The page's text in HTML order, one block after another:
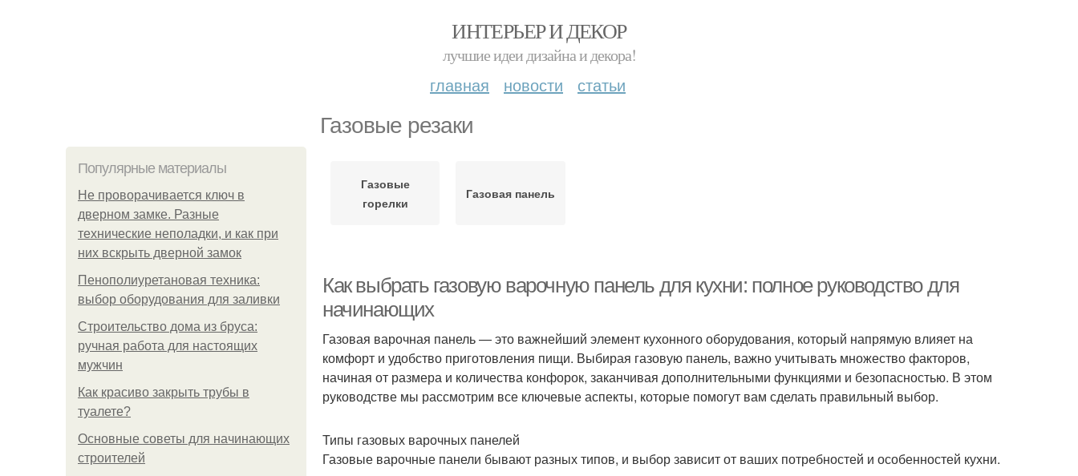
ИНТЕРЬЕР И ДЕКОР
лучшие идеи дизайна и декора!
главная новости статьи
Газовые резаки
Популярные материалы
Не проворачивается ключ в
дверном замке. Разные
технические неполадки, и как при
них вскрыть дверной замок
Пенополиуретановая техника:
выбор оборудования для заливки
Строительство дома из бруса:
ручная работа для настоящих
мужчин
Как красиво закрыть трубы в
туалете?
Основные советы для начинающих
строителей
Газовые
горелки
Газовая панель
Как выбрать газовую варочную панель для кухни: полное руководство для
начинающих
Газовая варочная панель — это важнейший элемент кухонного оборудования, который напрямую влияет на
комфорт и удобство приготовления пищи. Выбирая газовую панель, важно учитывать множество факторов,
начиная от размера и количества конфорок, заканчивая дополнительными функциями и безопасностью. В этом
руководстве мы рассмотрим все ключевые аспекты, которые помогут вам сделать правильный выбор.
Типы газовых варочных панелей
Газовые варочные панели бывают разных типов, и выбор зависит от ваших потребностей и особенностей кухни.